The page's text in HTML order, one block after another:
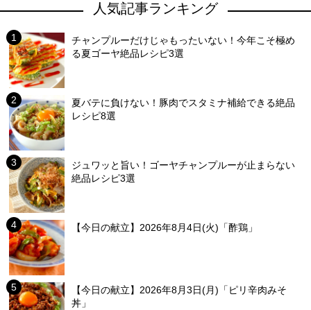
人気記事ランキング
チャンプルーだけじゃもったいない！今年こそ極め
る夏ゴーヤ絶品レシピ3選
夏バテに負けない！豚肉でスタミナ補給できる絶品
レシピ8選
ジュワッと旨い！ゴーヤチャンプルーが止まらない
絶品レシピ3選
【今日の献立】2026年8月4日(火)「酢鶏」
【今日の献立】2026年8月3日(月)「ピリ辛肉みそ
丼」